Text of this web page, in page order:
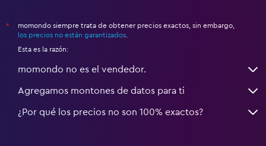
*
momondo siempre trata de obtener precios exactos, sin embargo,
los precios no están garantizados
Esta es la razón:
momondo no es el vendedor.
Agregamos montones de datos para ti
¿Por qué los precios no son 100% exactos?